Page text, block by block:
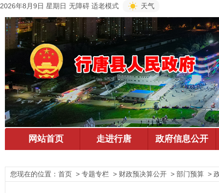
2026年8月9日 星期日 无障碍 适老模式 天气
您现在的位置： 首页 > 专题专栏 > 财政预决算公开 > 部门预算 >